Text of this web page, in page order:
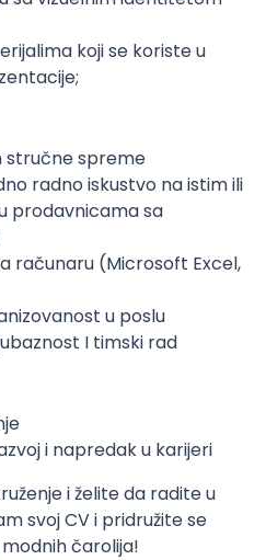
koji se koriste u
stručne spreme
radno iskustvo na istim ili
prodavnicama sa
računaru (Microsoft Excel,
u poslu
I timski rad
i napredak u karijeri
i želite da radite u
svoj CV i pridružite se
čarolija!